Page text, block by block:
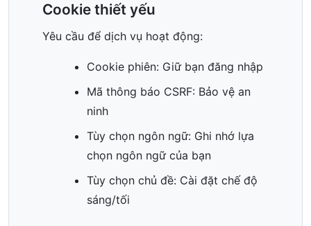
Cookie thiết yếu
Yêu cầu để dịch vụ hoạt động:
Cookie phiên: Giữ bạn đăng nhập
Mã thông báo CSRF: Bảo vệ an
ninh
Tùy chọn ngôn ngữ: Ghi nhớ lựa
chọn ngôn ngữ của bạn
Tùy chọn chủ đề: Cài đặt chế độ
sáng/tối